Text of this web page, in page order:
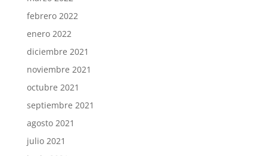
febrero 2022
enero 2022
diciembre 2021
noviembre 2021
octubre 2021
septiembre 2021
agosto 2021
julio 2021